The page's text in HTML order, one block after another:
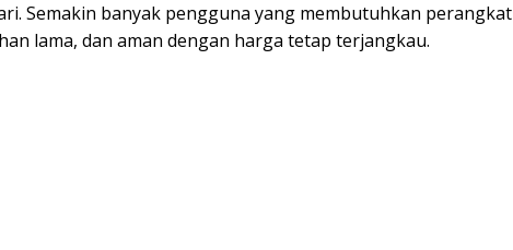
Semakin banyak pengguna yang membutuhkan perangkat
lama, dan aman dengan harga tetap terjangkau.